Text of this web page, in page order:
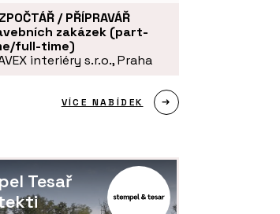
/ PŘÍPRAVÁŘ
zakázek (part-
full-time)
interiéry s.r.o., Praha
VÍCE NABÍDEK
Tesař